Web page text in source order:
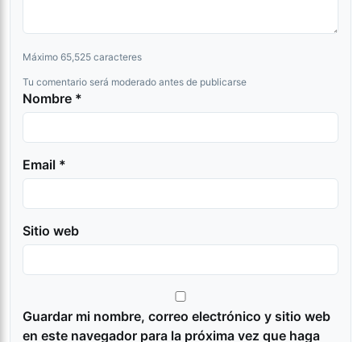
Máximo 65,525 caracteres
Tu comentario será moderado antes de publicarse
Nombre *
Email *
Sitio web
Guardar mi nombre, correo electrónico y sitio web
en este navegador para la próxima vez que haga